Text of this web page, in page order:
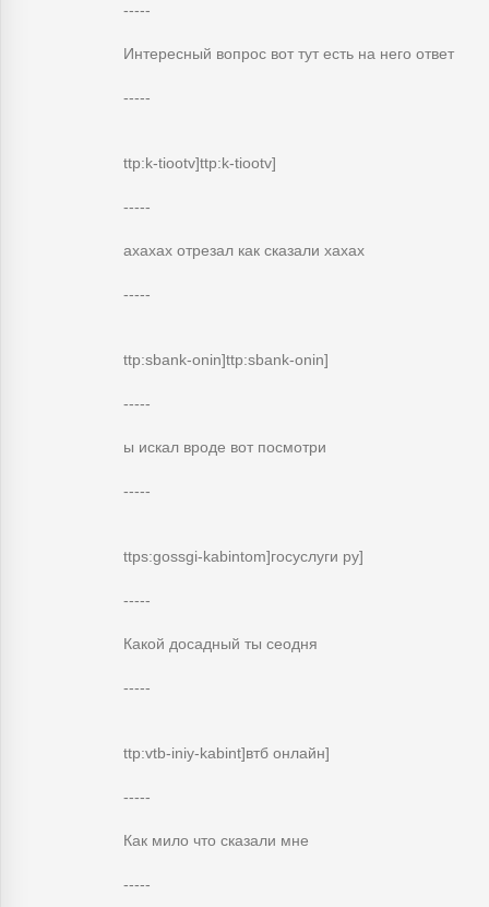
-----
Интересный вопрос вот тут есть на него ответ
-----
ttp:k-tiootv]ttp:k-tiootv]
-----
ахахах отрезал как сказали хахах
-----
ttp:sbank-onin]ttp:sbank-onin]
-----
ы искал вроде вот посмотри
-----
ttps:gossgi-kabintom]госуслуги ру]
-----
Какой досадный ты сеодня
-----
ttp:vtb-iniy-kabint]втб онлайн]
-----
Как мило что сказали мне
-----